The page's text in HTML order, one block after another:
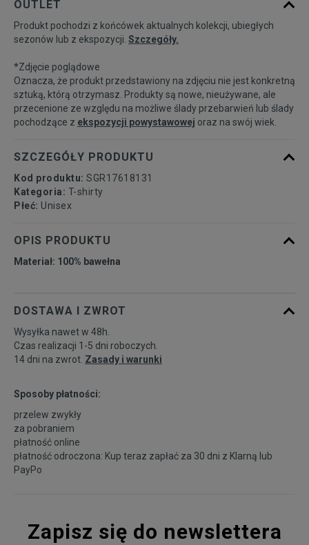
Powiadom o
L
Powiadom o
dostępności
dostępności
OUTLET
Produkt pochodzi z końcówek aktualnych kolekcji, ubiegłych
sezonów lub z ekspozycji. Szczegóły.
*Zdjęcie poglądowe
Oznacza, że produkt przedstawiony na zdjęciu nie jest konkretną
sztuką, którą otrzymasz. Produkty są nowe, nieużywane, ale
przecenione ze względu na możliwe ślady przebarwień lub ślady
pochodzące z ekspozycji powystawowej oraz na swój wiek.
SZCZEGÓŁY PRODUKTU
Kod produktu: SGR17618131
Kategoria: T-shirty
Płeć: Unisex
OPIS PRODUKTU
Materiał: 100% bawełna
DOSTAWA I ZWROT
Wysyłka nawet w 48h.
Czas realizacji 1-5 dni roboczych.
14 dni na zwrot. Zasady i warunki
Sposoby płatności:
przelew zwykły
za pobraniem
płatność online
płatność odroczona: Kup teraz zapłać za 30 dni z Klarną lub
PayPo
Zapisz się do newslettera